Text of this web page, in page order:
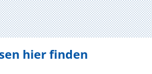
hier finden